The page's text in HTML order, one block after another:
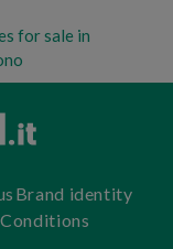
for sale in
Brand identity